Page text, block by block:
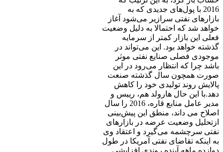
2016 با پول‌های جدیدی که به
بازارهای نفتی سرازیر می‌شود آغاز
خواهد شد که احتمالا به دلیل وضعیت
فعلی این بازار کمتر از سرمایه
گذشته خواهد بود. این می‌تواند در
موجودی فصلی صنایع نفتی موثر
باشد چرا که انتظار می‌رود در این
صورت همچون سال گذشته صنعت
پالایش روند تولیدی خود را کاهش
دهد.با این حال هارولد هم، ‌رییس و
مدیر عامل منابع قاره، 2016 را سال
اصلاح می داند، منطق این پیش‌بینی
ازتحلیل وضعیت عرضه در بازارهای
نفتی سرچشمه می‌گیرد و اعتقاد وی
به اینکه تقاضای نفتی آمریکا در طول